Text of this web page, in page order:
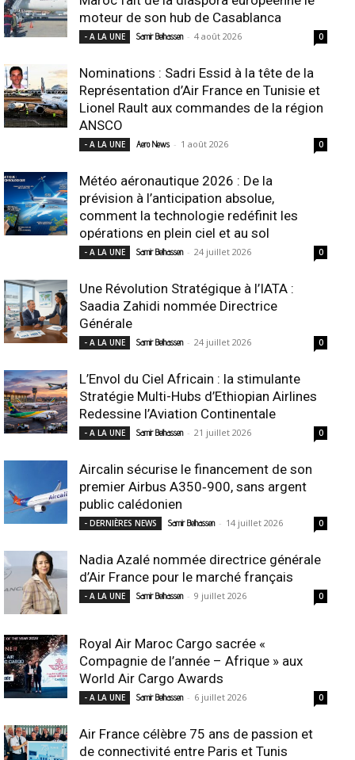
moteur de son hub de Casablanca
- A LA UNE Samir Belhassen - 4 août 2026 0
Nominations : Sadri Essid à la tête de la
Représentation d’Air France en Tunisie et
Lionel Rault aux commandes de la région
ANSCO
- A LA UNE Aero News - 1 août 2026 0
Météo aéronautique 2026 : De la
prévision à l’anticipation absolue,
comment la technologie redéfinit les
opérations en plein ciel et au sol
- A LA UNE Samir Belhassen - 24 juillet 2026 0
Une Révolution Stratégique à l’IATA :
Saadia Zahidi nommée Directrice
Générale
- A LA UNE Samir Belhassen - 24 juillet 2026 0
L’Envol du Ciel Africain : la stimulante
Stratégie Multi-Hubs d’Ethiopian Airlines
Redessine l’Aviation Continentale
- A LA UNE Samir Belhassen - 21 juillet 2026 0
Aircalin sécurise le financement de son
premier Airbus A350‑900, sans argent
public calédonien
- DERNIÈRES NEWS Samir Belhassen - 14 juillet 2026 0
Nadia Azalé nommée directrice générale
d’Air France pour le marché français
- A LA UNE Samir Belhassen - 9 juillet 2026 0
Royal Air Maroc Cargo sacrée «
Compagnie de l’année – Afrique » aux
World Air Cargo Awards
- A LA UNE Samir Belhassen - 6 juillet 2026 0
Air France célèbre 75 ans de passion et
de connectivité entre Paris et Tunis